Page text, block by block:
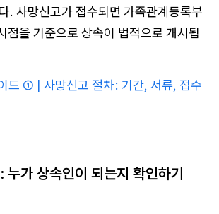
. 사망신고가 접수되면 가족관계등록부
점을 기준으로 상속이 법적으로 개시됩
드 ① | 사망신고 절차: 기간, 서류, 접수
누가 상속인이 되는지 확인하기